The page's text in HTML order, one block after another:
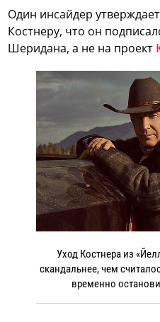
Один инсайдер
Костнеру, что он
Шеридана, а не на проект
Уход Костнера из
скандальнее, чем
временно